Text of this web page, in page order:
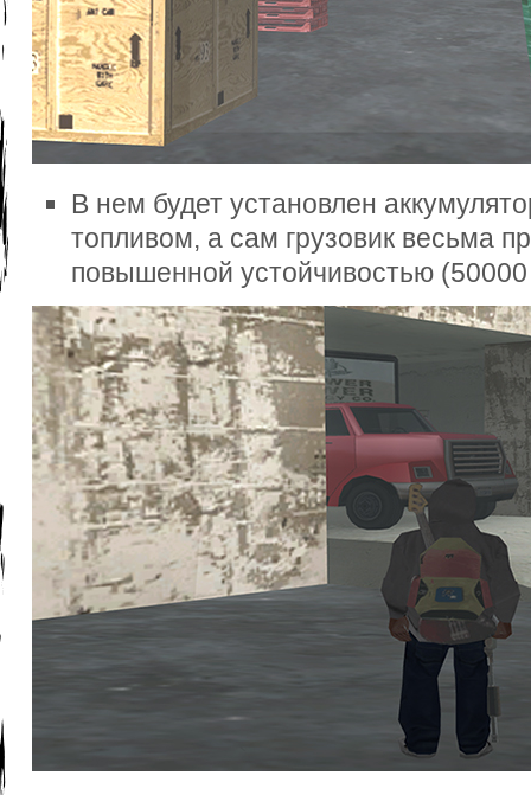
В нем будет установлен
топливом, а сам грузовик весьма
повышенной устойчивостью